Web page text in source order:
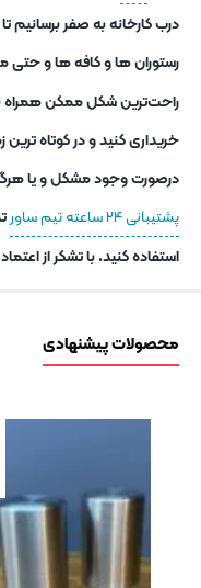
درب کارخانه به صفر
رستوران ها و کافه ها و حتی
راحت‌ترین شکل ممکن همراه
خریداری کنید و در کوتاه
درصورت وجود مشکل و یا
پشتیبانی ۲۴ ساعته تیم ساور
استفاده کنید. با تشکر از
محصولات پیشنهادی